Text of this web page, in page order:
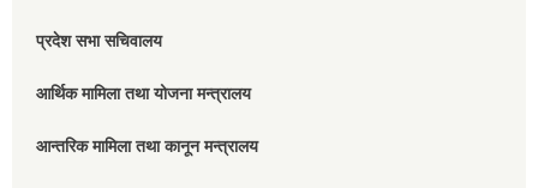
प्रदेश सभा सचिवालय
आर्थिक मामिला तथा योजना मन्त्रालय
आन्तरिक मामिला तथा कानून मन्त्रालय